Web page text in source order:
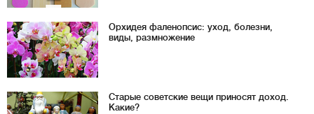
Орхидея фаленопсис: уход, болезни,
виды, размножение
Старые советские вещи приносят доход.
Какие?